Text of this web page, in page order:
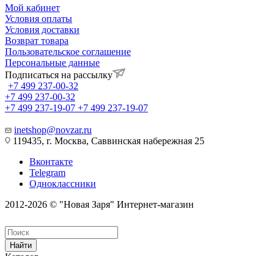
Мой кабинет
Условия оплаты
Условия доставки
Возврат товара
Пользовательское соглашение
Персональные данные
Подписаться на рассылку
+7 499 237-00-32
+7 499 237-00-32
+7 499 237-19-07 +7 499 237-19-07
inetshop@novzar.ru
119435, г. Москва, Саввинская набережная 25
Вконтакте
Telegram
Одноклассники
2012-2026 © "Новая Заря" Интернет-магазин
Найти